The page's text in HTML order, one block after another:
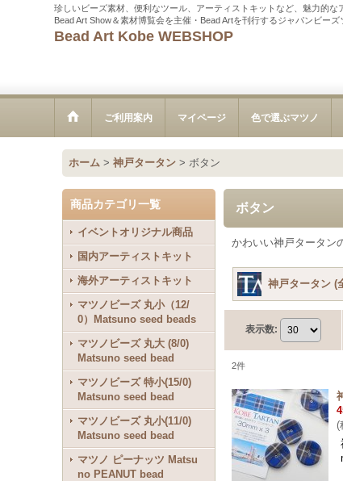
珍しいビーズ素材、便利なツール、アーティストキットなど、魅力的な
Bead Art Show＆素材博覧会を主催・Bead Artを刊行するジャパンビー
Bead Art Kobe WEBSHOP
ご利用案内 マイページ 色で選ぶマツノ
ホーム > 神戸タータン > ボタン
商品カテゴリ一覧
イベントオリジナル商品
国内アーティストキット
海外アーティストキット
マツノビーズ 丸小（12/
0）Matsuno seed beads
マツノビーズ 丸大 (8/0)
Matsuno seed bead
マツノビーズ 特小(15/0)
Matsuno seed bead
マツノビーズ 丸小(11/0)
Matsuno seed bead
マツノ ピーナッツ Matsu
no PEANUT bead
ボタン
かわいい神戸タータン
表示数:
2件
(